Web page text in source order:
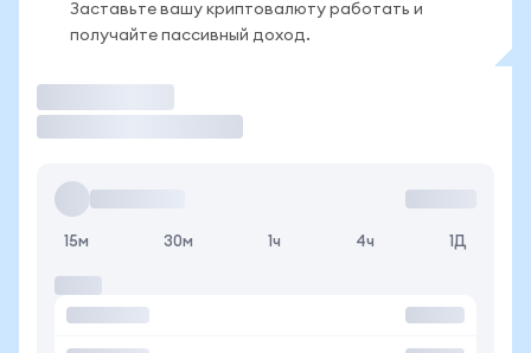
Заставьте вашу криптовалюту работать и
получайте пассивный доход.
15м 30м 1ч 4ч 1Д